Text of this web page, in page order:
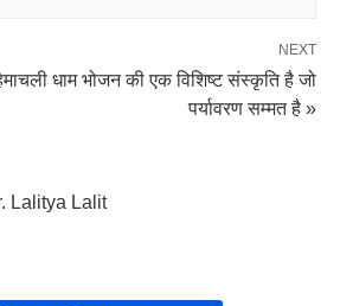
NEXT
धाम भोजन की एक विशिष्ट संस्कृति है जो
पर्यावरण सम्मत है »
Lalitya Lalit